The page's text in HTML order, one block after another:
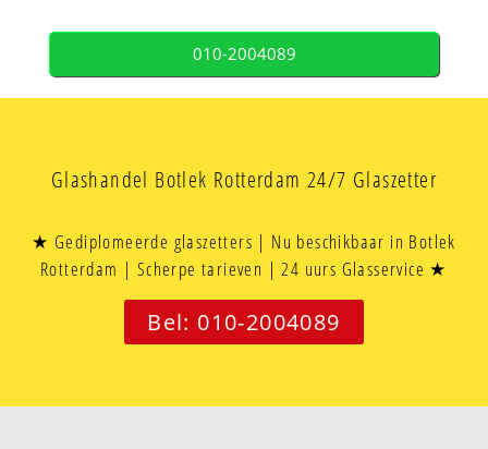
010-2004089
Glashandel Botlek Rotterdam 24/7 Glaszetter
★ Gediplomeerde glaszetters | Nu beschikbaar in Botlek
Rotterdam | Scherpe tarieven | 24 uurs Glasservice ★
Bel: 010-2004089